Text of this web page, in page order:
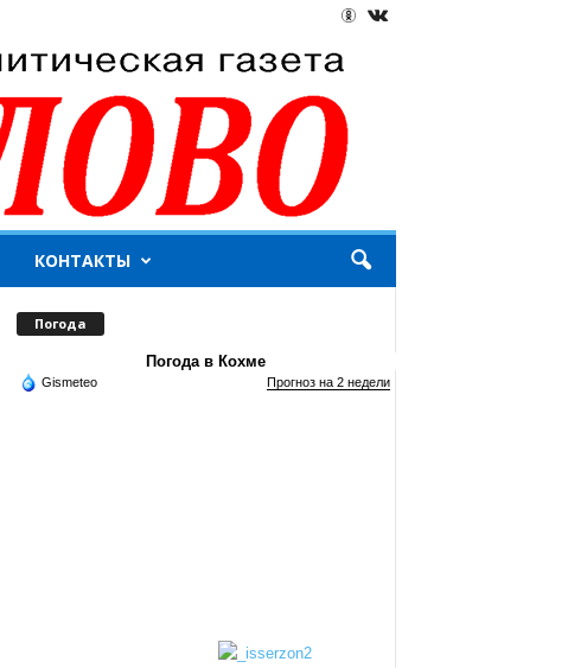
КОНТАКТЫ
Погода
Погода в Кохме
Gismeteo Прогноз на 2 недели